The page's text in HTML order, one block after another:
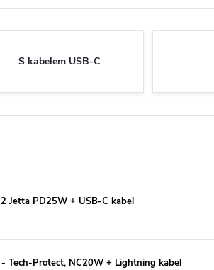
S kabelem USB-C
Jetta PD25W + USB-C kabel
Tech-Protect, NC20W + Lightning kabel